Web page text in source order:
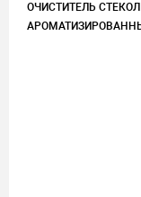
ОЧИСТИТЕЛЬ СТЕКОЛ